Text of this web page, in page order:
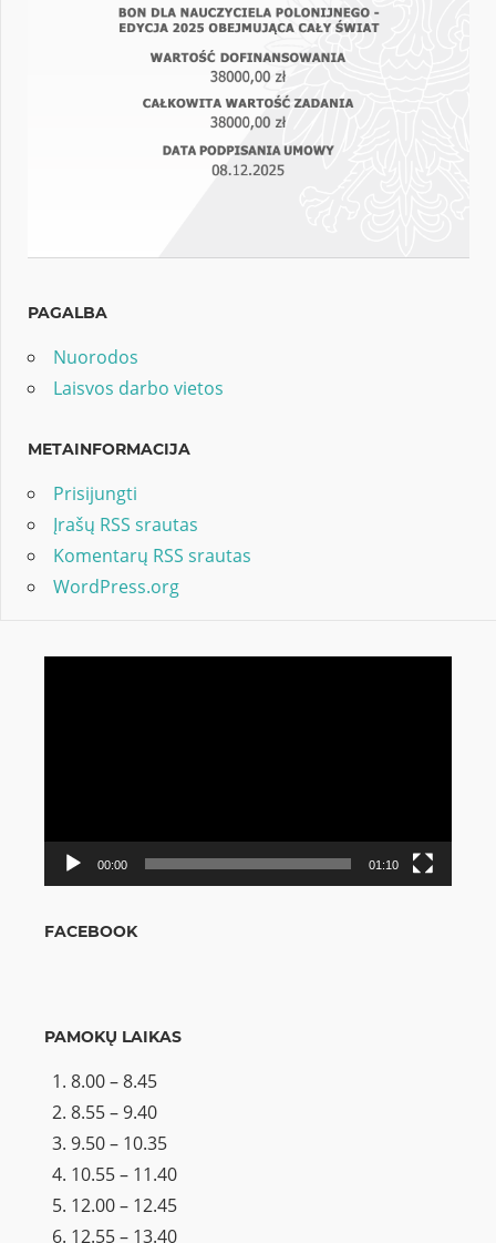
PAGALBA
Nuorodos
Laisvos darbo vietos
METAINFORMACIJA
Prisijungti
Įrašų RSS srautas
Komentarų RSS srautas
WordPress.org
00:00 01:10
FACEBOOK
PAMOKŲ LAIKAS
8.00 – 8.45
8.55 – 9.40
9.50 – 10.35
10.55 – 11.40
12.00 – 12.45
12.55 – 13.40